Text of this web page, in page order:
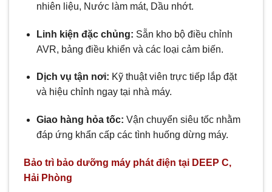
nhiên liệu, Nước làm mát, Dầu nhớt.
Linh kiện đặc chủng: Sẵn kho bộ điều chỉnh
AVR, bảng điều khiển và các loại cảm biến.
Dịch vụ tận nơi: Kỹ thuật viên trực tiếp lắp đặt
và hiệu chỉnh ngay tại nhà máy.
Giao hàng hỏa tốc: Vận chuyển siêu tốc nhằm
đáp ứng khẩn cấp các tình huống dừng máy.
Bảo trì bảo dưỡng máy phát điện tại DEEP C,
Hải Phòng